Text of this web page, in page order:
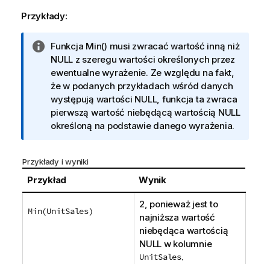
Przykłady:
I
n
f
o
r
m
a
a
Funkcja Min() musi zwracać wartość inną niż
NULL z szeregu wartości określonych przez
ewentualne wyrażenie. Ze względu na fakt,
że w podanych przykładach wśród danych
występują wartości NULL, funkcja ta zwraca
pierwszą wartość niebędącą wartością NULL
określoną na podstawie danego wyrażenia.
Przykłady i wyniki
Przykład Wynik
Min(UnitSales)
2, ponieważ jest to
najniższa wartość
niebędąca wartością
NULL w kolumnie
UnitSales.